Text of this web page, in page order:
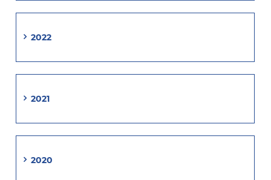
2022
2021
2020